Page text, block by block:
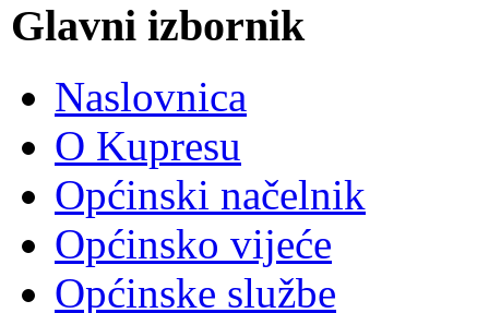
Glavni izbornik
Naslovnica
O Kupresu
Općinski načelnik
Općinsko vijeće
Općinske službe